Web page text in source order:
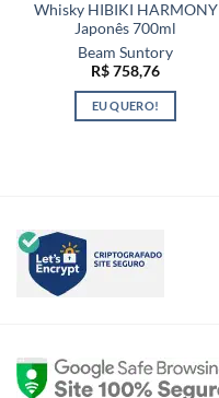
Whisky HIBIKI HARMONY
Japonês 700ml
Beam Suntory
R$758,76
EU QUERO!